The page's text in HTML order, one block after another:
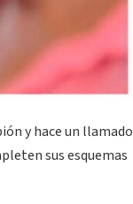
y hace un llamado
sus esquemas